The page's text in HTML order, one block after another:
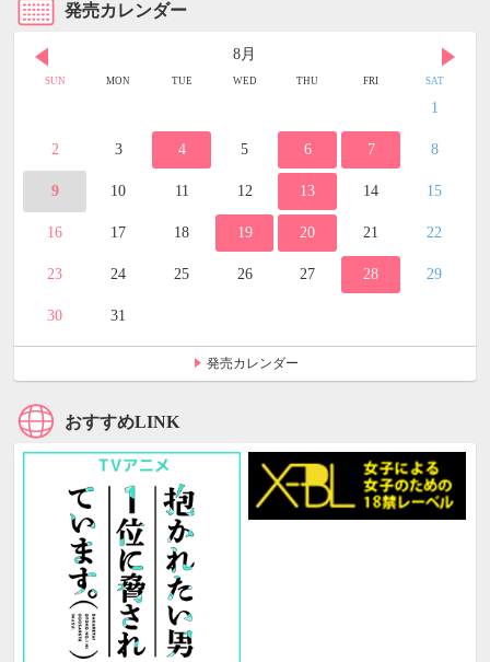
発売カレンダー
8月
SUN MON TUE WED THU FRI SAT
1
2 3 4 5 6 7 8
9 10 11 12 13 14 15
16 17 18 19 20 21 22
23 24 25 26 27 28 29
30 31
発売カレンダー
おすすめLINK